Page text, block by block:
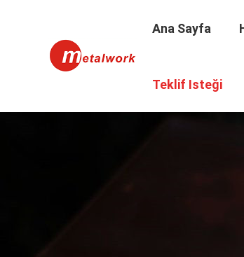
Ana Sayfa
Teklif Isteği